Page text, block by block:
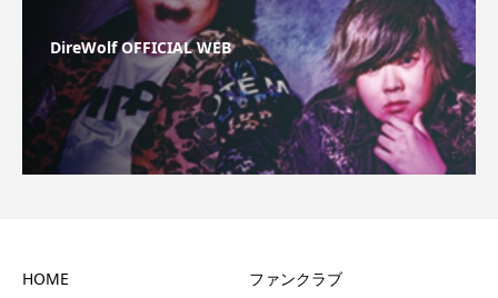
DireWolf OFFICIAL WEB
HOME
ファンクラブ